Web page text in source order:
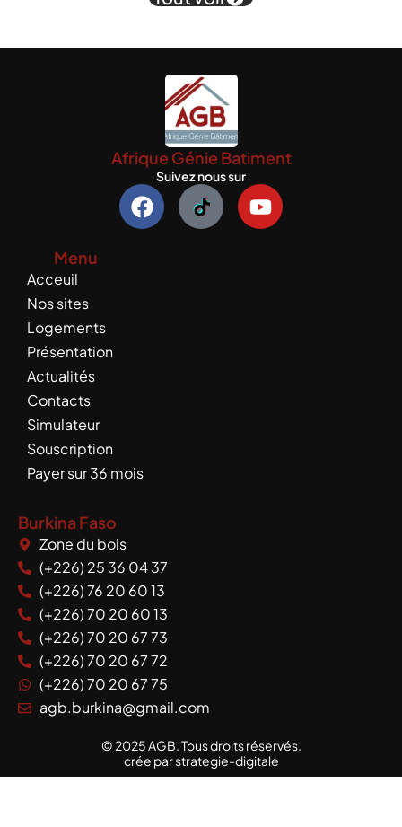
Afrique Génie Batiment
Suivez nous sur
F
a
Y
o
Menu
Acceuil
Nos sites
Logements
Présentation
Actualités
Contacts
Simulateur
Souscription
Payer sur 36 mois
Burkina Faso
Zone du bois
(+226) 25 36 04 37
(+226) 76 20 60 13
(+226) 70 20 60 13
(+226) 70 20 67 73
(+226) 70 20 67 72
(+226) 70 20 67 75
agb.burkina@gmail.com
© 2025 AGB. Tous droits réservés.
crée par strategie-digitale